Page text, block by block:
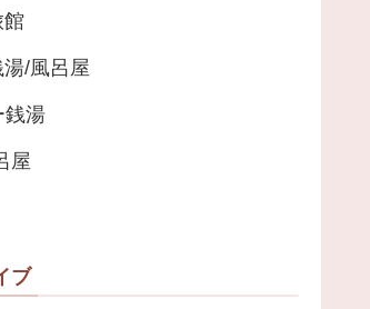
館
/風呂屋
銭湯
屋
ブ